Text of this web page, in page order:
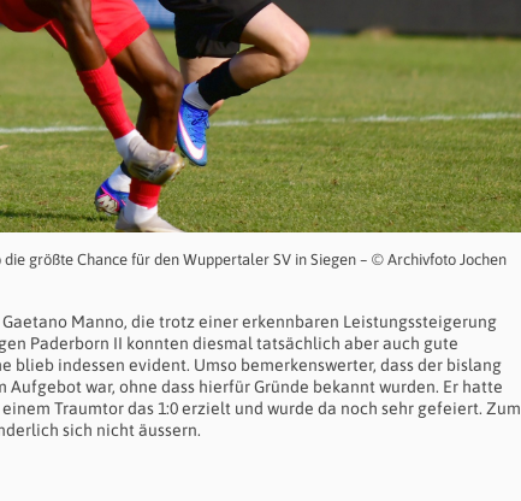
größte Chance für den Wuppertaler SV in Siegen – © Archivfoto Jochen
Manno, die trotz einer erkennbaren Leistungssteigerung
Paderborn II konnten diesmal tatsächlich aber auch gute
indessen evident. Umso bemerkenswerter, dass der bislang
war, ohne dass hierfür Gründe bekannt wurden. Er hatte
Traumtor das 1:0 erzielt und wurde da noch sehr gefeiert. Zum
sich nicht äussern.